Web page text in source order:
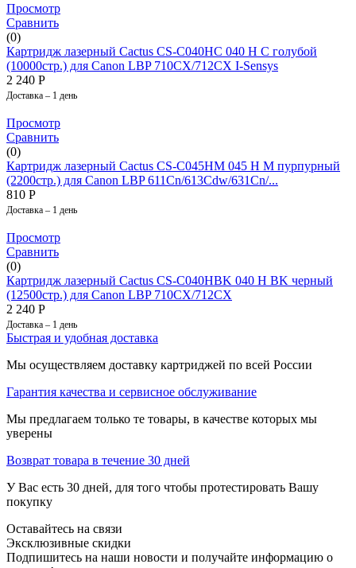
Просмотр
Сравнить
(0)
Картридж лазерный Cactus CS-C040HC 040 H C голубой
(10000стр.) для Canon LBP 710CX/712CX I-Sensys
2 240 Р
Доставка – 1 день
Просмотр
Сравнить
(0)
Картридж лазерный Cactus CS-C045HM 045 H M пурпурный
(2200стр.) для Canon LBP 611Cn/613Cdw/631Cn/...
810 Р
Доставка – 1 день
Просмотр
Сравнить
(0)
Картридж лазерный Cactus CS-C040HBK 040 H BK черный
(12500стр.) для Canon LBP 710CX/712CX
2 240 Р
Доставка – 1 день
Быстрая и удобная доставка
Мы осуществляем доставку картриджей по всей России
Гарантия качества и сервисное обслуживание
Мы предлагаем только те товары, в качестве которых мы
уверены
Возврат товара в течение 30 дней
У Вас есть 30 дней, для того чтобы протестировать Вашу
покупку
Оставайтесь на связи
Эксклюзивные скидки
Подпишитесь на наши новости и получайте информацию о